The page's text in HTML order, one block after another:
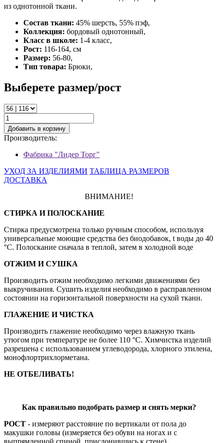
из однотонной ткани.
Состав ткани: 45% шерсть, 55% пэф,
Коллекция: бордовый однотонный,
Класс в школе: 1-4 класс,
Рост: 116-164, см
Размер: 56-80,
Тип товара: Брюки,
Выберете размер/рост
Добавить в корзину
Производитель:
Фабрика "Лидер Торг"
УХОД ЗА ИЗДЕЛИЯМИ ТАБЛИЦА РАЗМЕРОВ
ДОСТАВКА
ВНИМАНИЕ!
СТИРКА И ПОЛОСКАНИЕ
Стирка предусмотрена только ручным способом, используя
универсальные моющие средства без биодобавок, t воды до 40
°С. Полоскание сначала в теплой, затем в холодной воде
ОТЖИМ И СУШКА
Производить отжим необходимо легкими движениями без
выкручивания. Сушить изделия необходимо в расправленном
состоянии на горизонтальной поверхности на сухой ткани.
ГЛАЖЕНИЕ И ЧИСТКА
Производить глажение необходимо через влажную ткань
утюгом при температуре не более 110 °С. Химчистка изделий
разрешена с использованием углеводорода, хлорного этилена,
монофлортрихлорметана.
НЕ ОТБЕЛИВАТЬ!
Как правильно подобрать размер и снять мерки?
РОСТ - измеряют расстояние по вертикали от пола до
макушки головы (измеряется без обуви на ногах и с
выпрямленной спиной, прислонившись к стене).